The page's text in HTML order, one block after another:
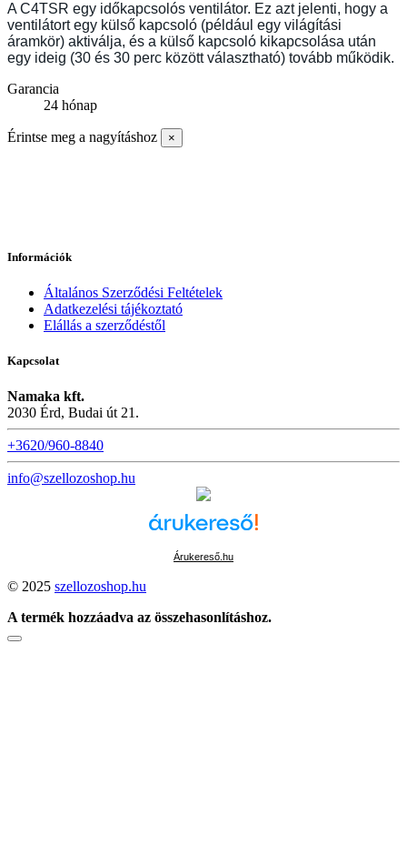
A C4TSR egy időkapcsolós ventilátor. Ez azt jelenti, hogy a
ventilátort egy külső kapcsoló (például egy világítási
áramkör) aktiválja, és a külső kapcsoló kikapcsolása után
egy ideig (30 és 30 perc között választható) tovább működik.
Garancia
24 hónap
Érintse meg a nagyításhoz ×
Információk
Általános Szerződési Feltételek
Adatkezelési tájékoztató
Elállás a szerződéstől
Kapcsolat
Namaka kft.
2030 Érd, Budai út 21.
+3620/960-8840
info@szellozoshop.hu
Árukereső.hu
© 2025 szellozoshop.hu
A termék hozzáadva az összehasonlításhoz.